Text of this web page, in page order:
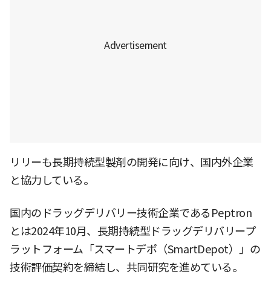
リリーも長期持続型製剤の開発に向け、国内外企業
と協力している。
国内のドラッグデリバリー技術企業であるPeptron
とは2024年10月、長期持続型ドラッグデリバリープ
ラットフォーム「スマートデポ（SmartDepot）」の
技術評価契約を締結し、共同研究を進めている。